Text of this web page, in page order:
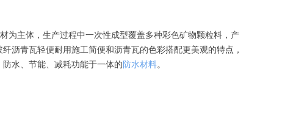
主体，生产过程中一次性成型覆盖多种彩色矿物颗粒料，产
沥青瓦轻便耐用施工简便和沥青瓦的色彩搭配更美观的特点，
水、节能、减耗功能于一体的 防水材料。